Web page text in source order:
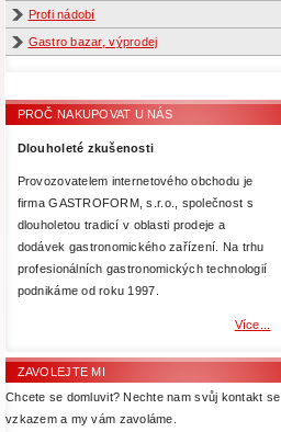
Profi nádobí
Gastro bazar, výprodej
PROČ NAKUPOVAT U NÁS
Dlouholeté zkušenosti
Provozovatelem internetového obchodu je
firma GASTROFORM, s.r.o., společnost s
dlouholetou tradicí v oblasti prodeje a
dodávek gastronomického zařízení. Na trhu
profesionálních gastronomických technologií
podnikáme od roku 1997.
Více...
ZAVOLEJTE MI
Chcete se domluvit? Nechte nam svůj kontakt se
vzkazem a my vám zavoláme.